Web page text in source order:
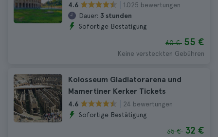
4.6
1.025 bewertungen
Dauer: 3 stunden
Sofortige Bestätigung
60 € 55 €
Keine versteckten Gebühren
Kolosseum Gladiatorarena und
Mamertiner Kerker Tickets
4.6
24 bewertungen
Sofortige Bestätigung
35 € 32 €